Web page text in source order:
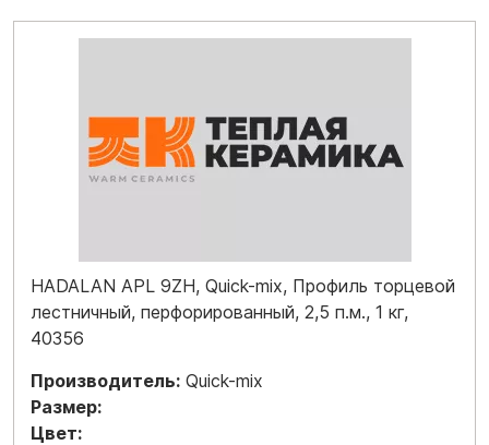
HADALAN APL 9ZH, Quick-mix, Профиль торцевой
лестничный, перфорированный, 2,5 п.м., 1 кг,
40356
Производитель: Quick-mix
Размер:
Цвет: